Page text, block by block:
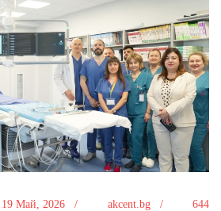
19 Май, 2026 / akcent.bg / 644